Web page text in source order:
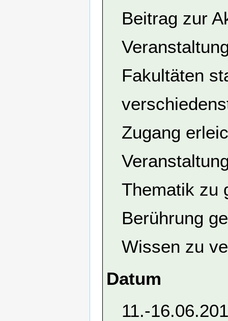
Beitrag zur
Fakultäten
Zugang
Thematik zu
Berührung
Wissen zu
Datum
11.-